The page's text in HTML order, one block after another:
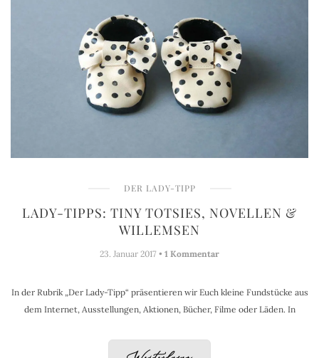
DER LADY-TIPP
LADY-TIPPS: TINY TOTSIES, NOVELLEN &
WILLEMSEN
23. Januar 2017 • 1 Kommentar
In der Rubrik „Der Lady-Tipp“ präsentieren wir Euch kleine Fundstücke aus
dem Internet, Ausstellungen, Aktionen, Bücher, Filme oder Läden. In